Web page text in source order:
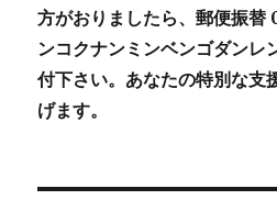
方がおりましたら、郵便振替
ンコクナンミンベンゴダンレ
付下さい。あなたの特別な支
げます。